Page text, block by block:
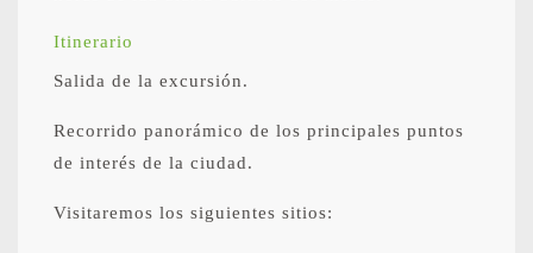
Itinerario
Salida de la excursión.
Recorrido panorámico de los principales puntos
de interés de la ciudad.
Visitaremos los siguientes sitios: